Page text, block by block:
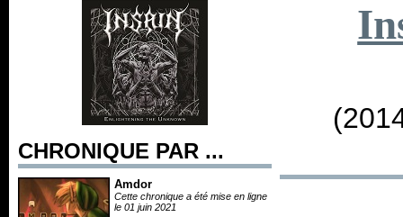
CHRONIQUE PAR ...
Amdor
Cette chronique a été mise en ligne
le 01 juin 2021